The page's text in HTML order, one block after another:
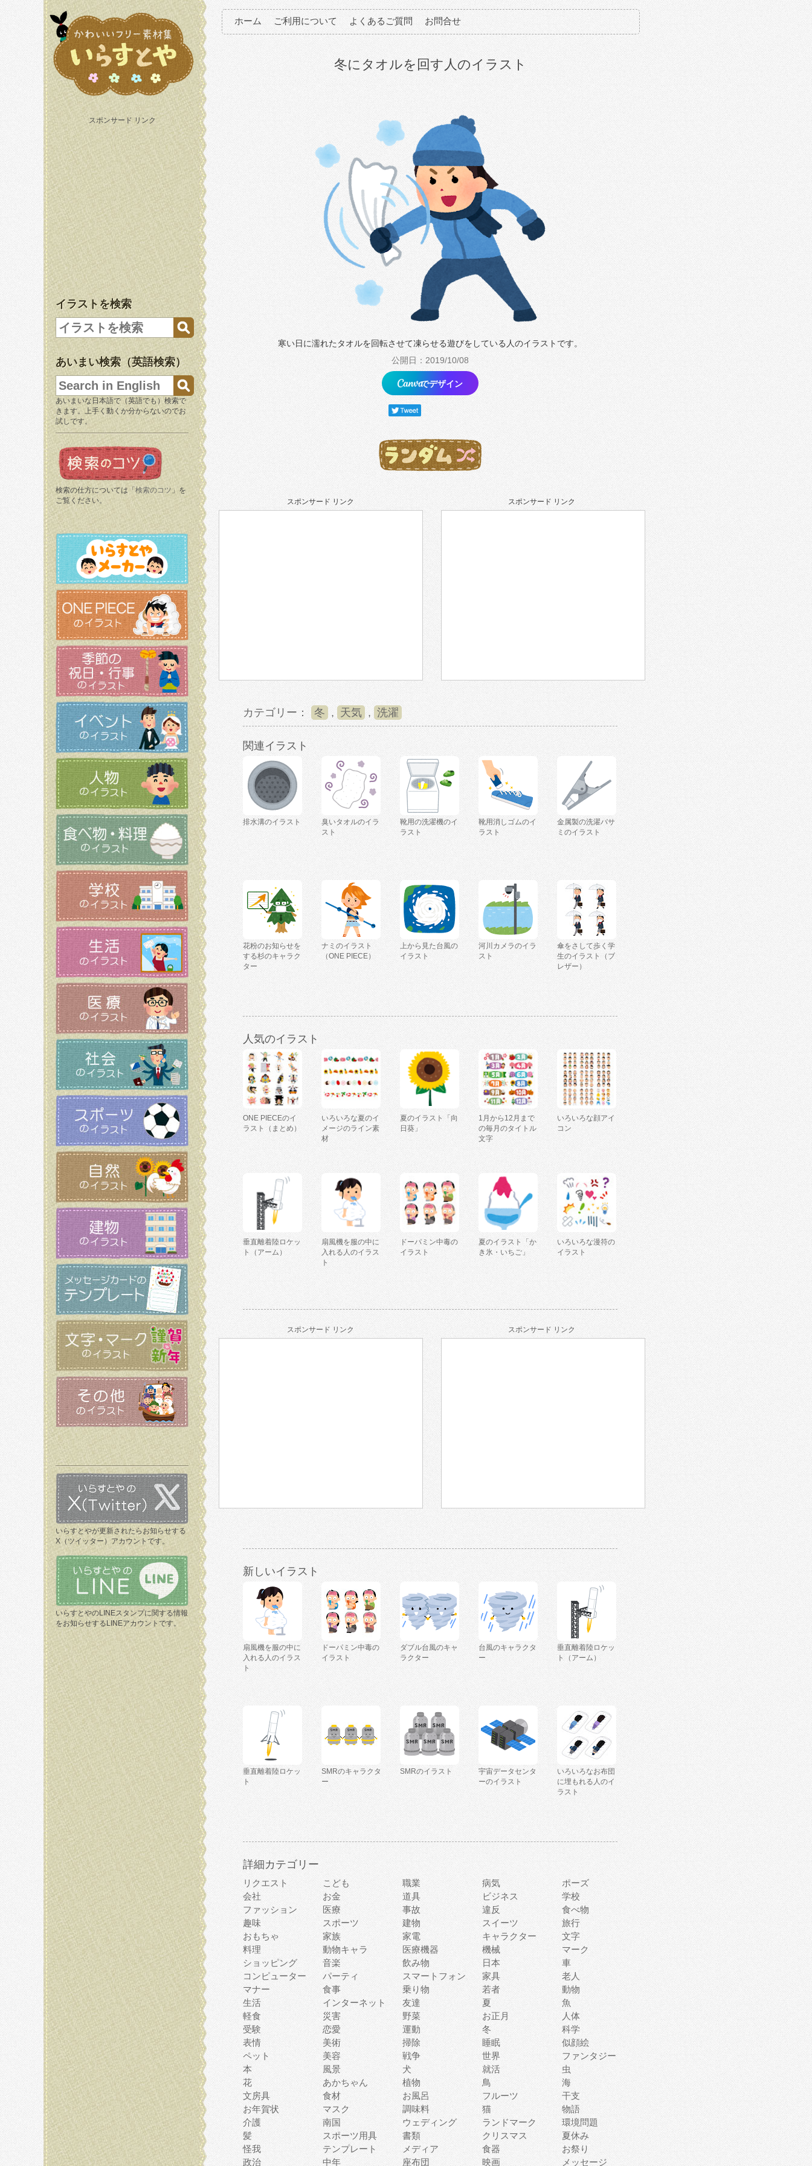
スポンサード リンク
イラストを検索
あいまい検索（英語検索）
あいまいな日本語で（英語でも）検索で
きます。上手く動くか分からないのでお
試しです。
検索の仕方については「 検索のコツ 」を
ご覧ください。
いらすとやが更新されたらお知らせする
X（ツイッター）アカウントです。
いらすとやのLINEスタンプに関する情報
をお知らせするLINEアカウントです。
ホーム ご利用について よくあるご質問 お問合せ
冬にタオルを回す人のイラスト
寒い日に濡れたタオルを回転させて凍らせる遊びをしている人のイラストです。
公開日：2019/10/08
でデザイン
スポンサード リンク スポンサード リンク
カテゴリー： 冬 , 天気 , 洗濯
関連イラスト
排水溝のイラスト
臭いタオルのイラ
スト
靴用の洗濯機のイ
ラスト
靴用消しゴムのイ
ラスト
金属製の洗濯バサ
ミのイラスト
花粉のお知らせを
する杉のキャラク
ター
ナミのイラスト
（ONE PIECE）
上から見た台風の
イラスト
河川カメラのイラ
スト
傘をさして歩く学
生のイラスト（ブ
レザー）
人気のイラスト
ONE PIECEのイ
ラスト（まとめ）
いろいろな夏のイ
メージのライン素
材
夏のイラスト「向
日葵」
1月から12月まで
の毎月のタイトル
文字
いろいろな顔アイ
コン
垂直離着陸ロケッ
ト（アーム）
扇風機を服の中に
入れる人のイラス
ト
ドーパミン中毒の
イラスト
夏のイラスト「か
き氷・いちご」
いろいろな漫符の
イラスト
スポンサード リンク スポンサード リンク
新しいイラスト
扇風機を服の中に
入れる人のイラス
ト
ドーパミン中毒の
イラスト
ダブル台風のキャ
ラクター
台風のキャラクタ
ー
垂直離着陸ロケッ
ト（アーム）
垂直離着陸ロケッ
ト
SMRのキャラクタ
ー
SMRのイラスト
宇宙データセンタ
ーのイラスト
いろいろなお布団
に埋もれる人のイ
ラスト
詳細カテゴリー
リクエスト こども 職業 病気
ポーズ
会社
お金 道具 ビジネス
学校
ファッション
医療 事故 違反
食べ物
趣味
スポーツ 建物 スイーツ
旅行
おもちゃ
家族 家電 キャラクター
文字
料理
動物キャラ 医療機器 機械
マーク
ショッピング
音楽 飲み物 日本
車
コンピューター
パーティ スマートフォン 家具
老人
マナー
食事 乗り物 若者
動物
生活
インターネット 友達 夏
魚
軽食
災害 野菜 お正月
人体
受験
恋愛 運動 冬
科学
表情
美術 掃除 睡眠
似顔絵
ペット
美容 戦争 世界
ファンタジー
本
風景 犬 就活
虫
花
あかちゃん 植物 鳥
海
文房具
食材 お風呂 フルーツ
干支
お年賀状
マスク 調味料 猫
物語
介護
南国 ウェディング ランドマーク
環境問題
髪
スポーツ用具 書類 クリスマス
夏休み
怪我
テンプレート メディア 食器
お祭り
政治
中年 座布団 映画 メッセージ